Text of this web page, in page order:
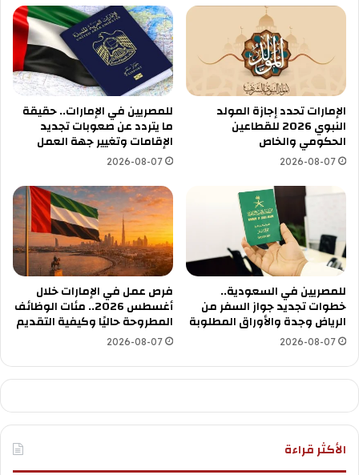
الإمارات تحدد إجازة المولد
النبوي 2026 للقطاعين
الحكومي والخاص
2026-08-07
للمصريين في الإمارات.. حقيقة
ما يتردد عن صعوبات تجديد
الإقامات وتغيير جهة العمل
2026-08-07
للمصريين في السعودية..
خطوات تجديد جواز السفر من
الرياض وجدة والأوراق المطلوبة
2026-08-07
فرص عمل في الإمارات خلال
أغسطس 2026.. مئات الوظائف
المطروحة حاليًا وكيفية التقديم
2026-08-07
الأكثر قراءة